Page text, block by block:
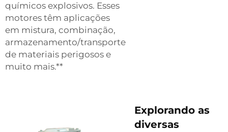
químicos explosivos. Esses
motores têm aplicações
em mistura, combinação,
armazenamento/transporte
de materiais perigosos e
muito mais.**
Explorando as
diversas